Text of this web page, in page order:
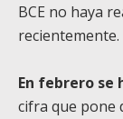
BCE no haya
recientemente.
En febrero se
cifra que pone